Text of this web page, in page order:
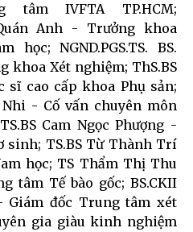
IVFTA TP.HCM;
Quán Anh - Trưởng khoa
NGND.PGS.TS. BS.
khoa Xét nghiệm; ThS.BS
cao cấp khoa Phụ sản;
Nhi - Cố vấn chuyên môn
Cam Ngọc Phượng -
sinh; TS.BS Từ Thành Trí
học; TS Thẩm Thị Thu
tâm Tế bào gốc; BS.CKII
đốc Trung tâm xét
gia giàu kinh nghiệm